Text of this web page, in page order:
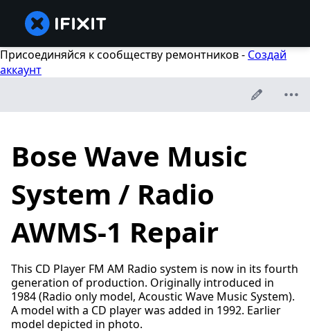
Присоединяйся к сообществу ремонтников - Создай
аккаунт
Bose Wave Music
System / Radio
AWMS-1 Repair
This CD Player FM AM Radio system is now in its fourth
generation of production. Originally introduced in
1984 (Radio only model, Acoustic Wave Music System).
A model with a CD player was added in 1992. Earlier
model depicted in photo.